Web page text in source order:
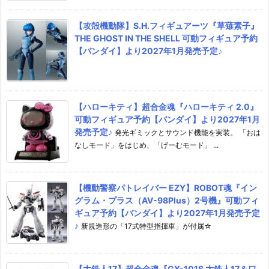
【攻殻機動隊】S.H.フィギュアーツ『草薙素子』
THE GHOST IN THE SHELL 可動フィギュア予約
【バンダイ】より2027年1月発売予定♪
【ハローキティ】超合金魂『ハローキティ 2.0』
可動フィギュア予約【バンダイ】より2027年1月
発売予定♪ 発光ギミックとサウンド機能を実装。 「おは
なしモード」をはじめ、「げーむモード」 ...
【機動警察パトレイバー EZY】ROBOT魂『イン
グラム・プラス（AV-98Plus）2号機』可動フィ
ギュア予約【バンダイ】より2027年1月発売予定
♪ 新規造形の「17式特型指揮車」が付属☆